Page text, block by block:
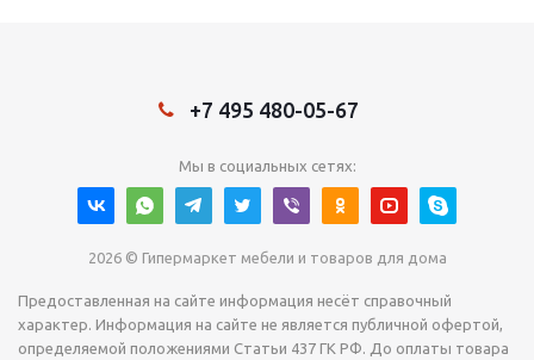
+7 495 480-05-67
Мы в социальных сетях:
2026 © Гипермаркет мебели и товаров для дома
Предоставленная на сайте информация несёт справочный
характер. Информация на сайте не является публичной офертой,
определяемой положениями Статьи 437 ГК РФ. До оплаты товара